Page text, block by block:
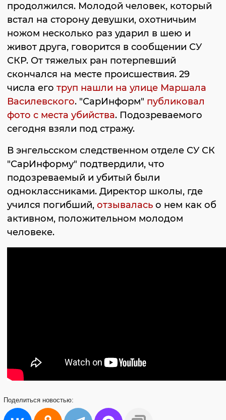
продолжился. Молодой человек, который
встал на сторону девушки, охотничьим
ножом несколько раз ударил в шею и
живот друга, говорится в сообщении СУ
СКР. От тяжелых ран потерпевший
скончался на месте происшествия. 29
числа его труп нашли на улице Маршала
Василевского. "СарИнформ" публиковал
фото с места убийства. Подозреваемого
сегодня взяли под стражу.
В энгельсском следственном отделе СУ СК
"СарИнформу" подтвердили, что
подозреваемый и убитый были
одноклассниками. Директор школы, где
учился погибший, отзывалась о нем как об
активном, положительном молодом
человеке.
Поделиться новостью: